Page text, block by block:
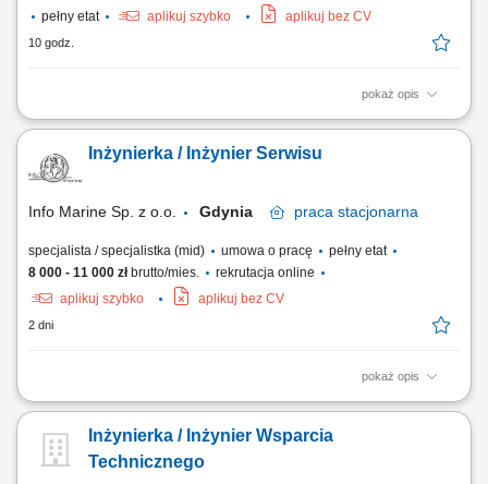
pełny etat
aplikuj szybko aplikuj bez CV
10 godz.
pokaż opis
Opis stanowiska: wykonywanie napraw gwarancyjnych i
klientów PracodawcyInżynierka / Inżynier Serwisu
Info Marine Sp. z o.o. Gdynia praca stacjonarna
specjalista / specjalistka (mid) umowa o pracę
pełny etat
8 000 - 11 000 złbrutto/mies.
rekrutacja online
aplikuj szybko
aplikuj bez CV
2 dni
pokaż opis
Zakres obowiązków: Wykonywanie pomiarów diagnostycznych na
maszyn wirujących oraz urządzeń okrętowych; Analiza wyników
pomiarów i sporządzanie raportów technicznych; Współpraca z
Inżynierka / Inżynier Wsparcia
Technicznego